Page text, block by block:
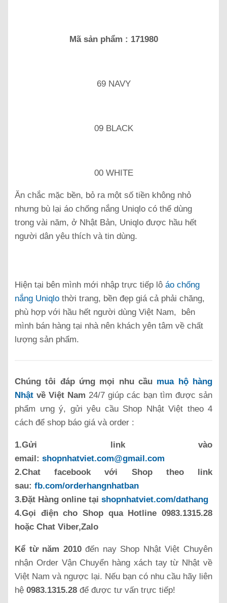
Mã sản phẩm : 171980
69 NAVY
09 BLACK
00 WHITE
Ăn chắc mặc bền, bỏ ra một số tiền không nhỏ
nhưng bù lại áo chống nắng Uniqlo có thể dùng
trong vài năm, ở Nhật Bản, Uniqlo được hầu hết
người dân yêu thích và tin dùng.
Hiện tại bên mình mới nhập trực tiếp lô áo chống
nắng Uniqlo thời trang, bền đẹp giá cả phải chăng,
phù hợp với hầu hết người dùng Việt Nam, bên
mình bán hàng tại nhà nên khách yên tâm về chất
lượng sản phẩm.
Chúng tôi đáp ứng mọi nhu cầu mua hộ hàng
Nhật về Việt Nam 24/7 giúp các bạn tìm được sản
phẩm ưng ý, gửi yêu cầu Shop Nhật Việt theo 4
cách để shop báo giá và order :
1.Gửi link vào
email: shopnhatviet.com@gmail.com
2.Chat facebook với Shop theo link
sau: fb.com/orderhangnhatban
3.Đặt Hàng online tại shopnhatviet.com/dathang
4.Gọi điện cho Shop qua Hotline 0983.1315.28
hoặc Chat Viber,Zalo
Kể từ năm 2010đến nay Shop Nhật Việt Chuyên
nhận Order Vận Chuyển hàng xách tay từ Nhật về
Việt Nam và ngược lại. Nếu bạn có nhu cầu hãy liên
hệ 0983.1315.28 để được tư vấn trực tiếp!